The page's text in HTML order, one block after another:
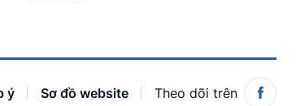
ý Sơ đồ website Theo dõi trên